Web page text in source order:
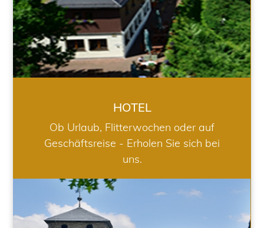
HOTEL
Ob Urlaub, Flitterwochen oder auf
Geschäftsreise - Erholen Sie sich bei
uns.